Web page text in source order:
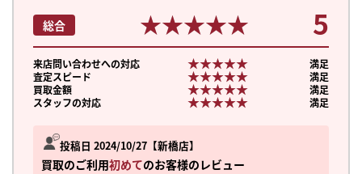
投稿日 2024/10/27 新橋店
買取のご利用初めてのお客様のレビュー
総合 ★★★★★
★★★★★ 5
来店問い合わせへの対応 ★★★★★
★★★★★
満足
査定スピード
★★★★★
★★★★★
満足
買取金額
★★★★★
★★★★★
満足
スタッフの対応
★★★★★
★★★★★ 満足